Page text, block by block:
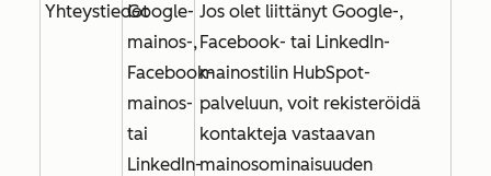
YhteystiedotGoogle-
mainos-,
Facebook-
mainos-
tai
LinkedIn-
Jos olet liittänyt Google-,
Facebook- tai LinkedIn-
mainostilin HubSpot-
palveluun, voit rekisteröidä
kontakteja vastaavan
mainosominaisuuden